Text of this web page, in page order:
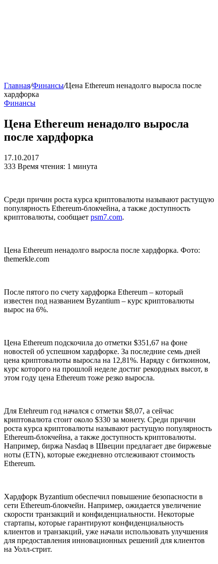
Главная/Финансы/Цена Ethereum ненадолго выросла после
хардфорка
Финансы
Цена Ethereum ненадолго выросла
после хардфорка
17.10.2017
333 Время чтения: 1 минута
Среди причин роста курса криптовалюты называют растущую
популярность Ethereum-блокчейна, а также доступность
криптовалюты, сообщает psm7.com.
Цена Ethereum ненадолго выросла после хардфорка. Фото:
themerkle.com
После пятого по счету хардфорка Ethereum – который
известен под названием Byzantium – курс криптовалюты
вырос на 6%.
Цена Ethereum подскочила до отметки $351,67 на фоне
новостей об успешном хардфорке. За последние семь дней
цена криптовалюты выросла на 12,81%. Наряду с биткоином,
курс которого на прошлой неделе достиг рекордных высот, в
этом году цена Ethereum тоже резко выросла.
Для Etehreum год начался с отметки $8,07, а сейчас
криптовалюта стоит около $330 за монету. Среди причин
роста курса криптовалюты называют растущую популярность
Ethereum-блокчейна, а также доступность криптовалюты.
Например, биржа Nasdaq в Швеции предлагает две биржевые
ноты (ETN), которые ежедневно отслеживают стоимость
Ethereum.
Хардфорк Byzantium обеспечил повышение безопасности в
сети Ethereum-блокчейн. Например, ожидается увеличение
скорости транзакций и конфиденциальности. Некоторые
стартапы, которые гарантируют конфиденциальность
клиентов и транзакций, уже начали использовать улучшения
для предоставления инновационных решений для клиентов
на Уолл-стрит.